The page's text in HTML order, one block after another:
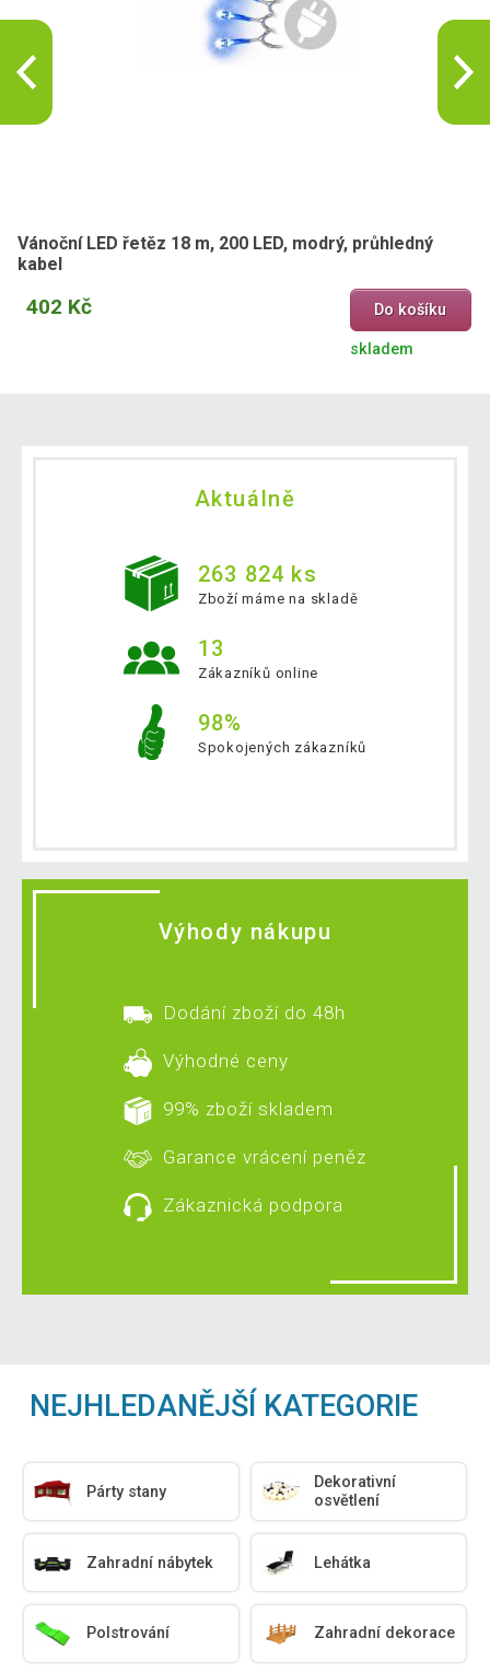
Vánoční LED řetěz 18 m, 200 LED, modrý, průhledný
kabel
402 Kč Do košíku
skladem
Aktuálně
263 824 ks
Zboží máme na skladě
13
Zákazníků online
98%
Spokojených zákazníků
Výhody nákupu
Dodání zboží do 48h
Výhodné ceny
99% zboží skladem
Garance vrácení peněz
Zákaznická podpora
NEJHLEDANĚJŠÍ KATEGORIE
Párty stany
Dekorativní
osvětlení
Zahradní nábytek Lehátka
Polstrování Zahradní dekorace